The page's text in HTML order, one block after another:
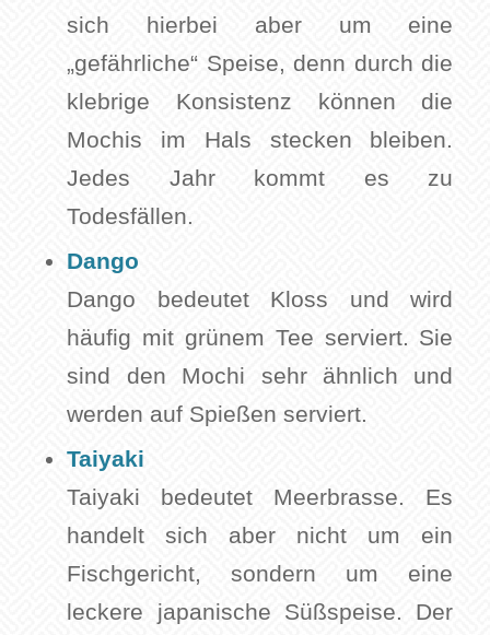
sich hierbei aber um eine
„gefährliche“ Speise, denn durch die
klebrige Konsistenz können die
Mochis im Hals stecken bleiben.
Jedes Jahr kommt es zu
Todesfällen.
Dango
Dango bedeutet Kloss und wird
häufig mit grünem Tee serviert. Sie
sind den Mochi sehr ähnlich und
werden auf Spießen serviert.
Taiyaki
Taiyaki bedeutet Meerbrasse. Es
handelt sich aber nicht um ein
Fischgericht, sondern um eine
leckere japanische Süßspeise. Der